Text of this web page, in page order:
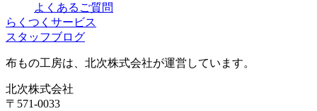
よくあるご質問
らくつくサービス
スタッフブログ
布もの工房は、北次株式会社が運営しています。
北次株式会社
〒571-0033